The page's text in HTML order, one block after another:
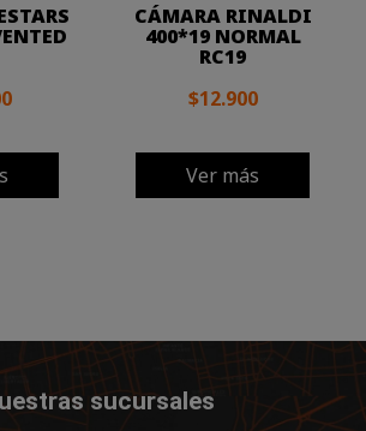
CÁMARA RINALDI
400*19 NORMAL
RC19
$12.900
Ver más
sucursales